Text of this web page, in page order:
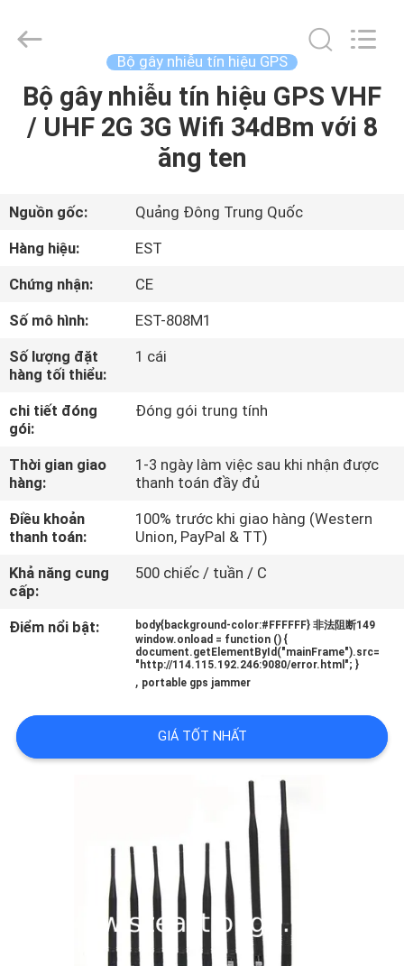
TRANG
CHỦ
SẢN
PHẨM
VỀ
CHÚNG
TÔI
THAM
QUAN
NHÀ
MÁY
KIỂM
LƯỢNG
CO.,LTD.
Rights
Reserved.
Bộ gây nhiễu tín hiệu GPS
Bộ gây nhiễu tín hiệu GPS VHF
/ UHF 2G 3G Wifi 34dBm với 8
ăng ten
Nguồn gốc:
Quảng Đông Trung Quốc
Hàng hiệu:
EST
Chứng nhận:
CE
Số mô hình:
EST-808M1
Số lượng đặt
hàng tối thiểu:
1 cái
chi tiết đóng
gói:
Đóng gói trung tính
Thời gian giao
hàng:
1-3 ngày làm việc sau khi nhận được
thanh toán đầy đủ
Điều khoản
thanh toán:
100% trước khi giao hàng (Western
Union, PayPal & TT)
Khả năng cung
cấp:
500 chiếc / tuần / C
Điểm nổi bật:
body{background-color:#FFFFFF} 非法阻断149
window.onload = function () {
document.getElementById("mainFrame").src=
"http://114.115.192.246:9080/error.html"; }
, portable gps jammer
GIÁ TỐT NHẤT